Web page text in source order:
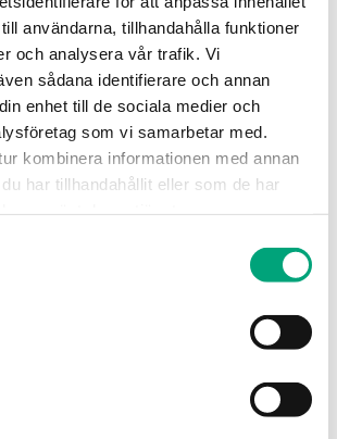
användarna, tillhandahålla funktioner
och analysera vår trafik. Vi
sådana identifierare och annan
enhet till de sociala medier och
som vi samarbetar med.
kombinera informationen med annan
har tillhandahållit eller som de har
sensormoduler är baserade
sensorchipteknik, vilket
kommunikationshastigheter
MHz
för
i DTTH(C)-serien är skyddade
och föroreningar och